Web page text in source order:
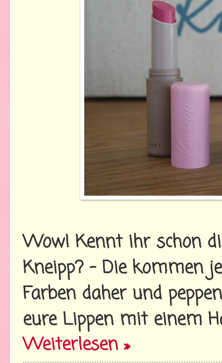
Wow! Kennt ihr schon
Kneipp? - Die kommen
Farben daher und
eure Lippen mit einem
Weiterlesen »